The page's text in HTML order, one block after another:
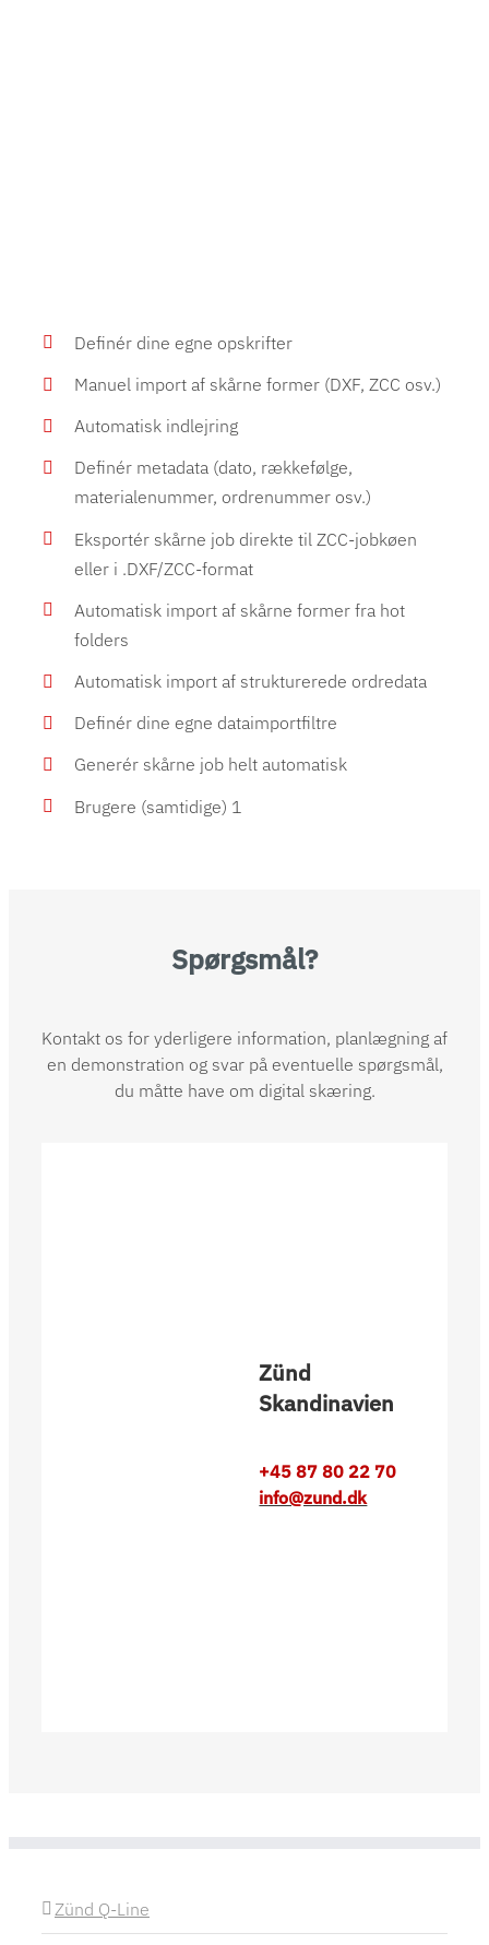
Definér dine egne opskrifter
Manuel import af skårne former (DXF, ZCC osv.)
Automatisk indlejring
Definér metadata (dato, rækkefølge,
materialenummer, ordrenummer osv.)
Eksportér skårne job direkte til ZCC-jobkøen
eller i .DXF/ZCC-format
Automatisk import af skårne former fra hot
folders
Automatisk import af strukturerede ordredata
Definér dine egne dataimportfiltre
Generér skårne job helt automatisk
Brugere (samtidige) 1
Spørgsmål?
Kontakt os for yderligere information, planlægning af
en demonstration og svar på eventuelle spørgsmål,
du måtte have om digital skæring.
Zünd
Skandinavien
+45 87 80 22 70
info@zund.dk
Zünd Q-Line